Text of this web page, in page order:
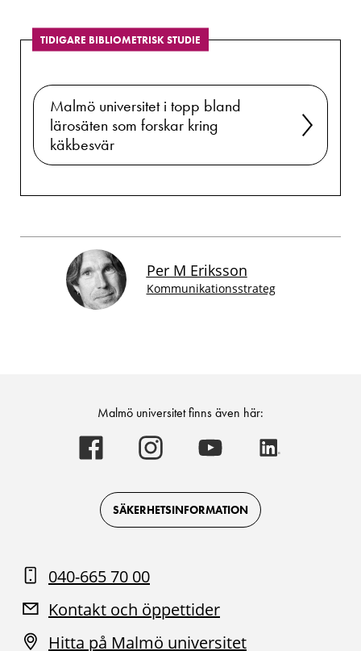
TIDIGARE BIBLIOMETRISK STUDIE
Malmö universitet i topp bland
lärosäten som forskar kring
käkbesvär
Per M Eriksson
Kommunikationsstrateg
Malmö universitet finns även här:
Malmö
universitet
on
Facebook
Malmö
universitet
on
Instagram
Malmö
universitet
on
Youtube
SÄKERHETSINFORMATION
040-665 70 00
Kontakt och öppettider
Hitta på Malmö universitet